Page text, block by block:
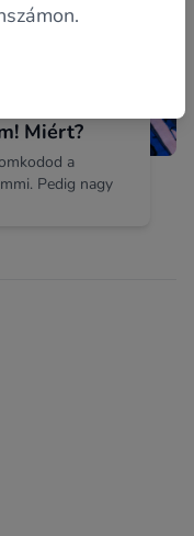
Miért?
a
Pedig nagy